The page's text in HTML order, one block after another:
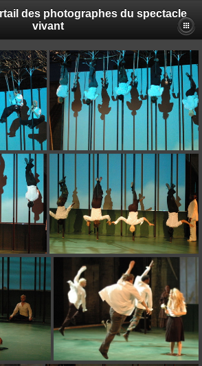
des photographes du spectacle
vivant